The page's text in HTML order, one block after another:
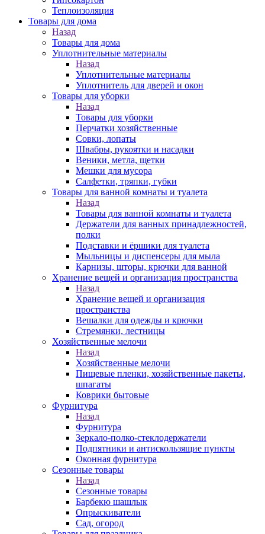
Теплоизоляция
Товары для дома
Назад
Товары для дома
Уплотнительные материалы
Назад
Уплотнительные материалы
Уплотнитель для дверей и окон
Товары для уборки
Назад
Товары для уборки
Перчатки хозяйственные
Совки, лопаты
Швабры, рукоятки и насадки
Веники, метла, щетки
Мешки для мусора
Салфетки, тряпки, губки
Товары для ванной комнаты и туалета
Назад
Товары для ванной комнаты и туалета
Держатели для ванных принадлежностей,
полки
Подставки и ёршики для туалета
Мыльницы и диспенсеры для мыла
Карнизы, шторы, крючки для ванной
Хранение вещей и организация пространства
Назад
Хранение вещей и организация
пространства
Вешалки для одежды и крючки
Стремянки, лестницы
Хозяйственные мелочи
Назад
Хозяйственные мелочи
Пищевые пленки, хозяйственные пакеты,
шпагаты
Коврики бытовые
Фурнитура
Назад
Фурнитура
Зеркало-полко-стеклодержатели
Подпятники и антискользящие пункты
Оконная фурнитура
Сезонные товары
Назад
Сезонные товары
Барбекю шашлык
Опрыскиватели
Сад, огород